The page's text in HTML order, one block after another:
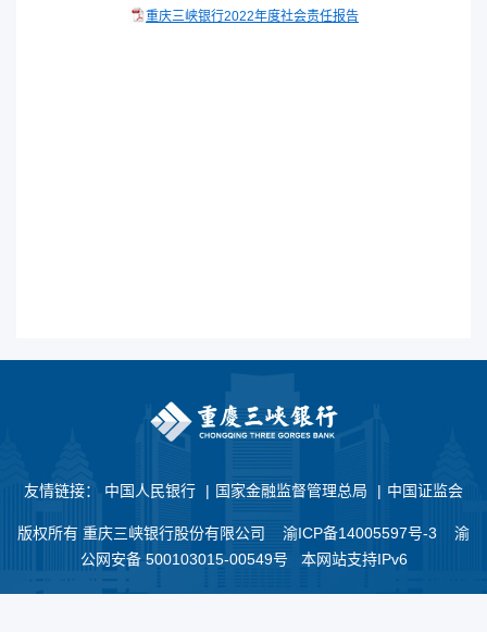
重庆三峡银行2022年度社会责任报告
友情链接： 中国人民银行 | 国家金融监督管理总局 | 中国证监会
版权所有 重庆三峡银行股份有限公司 渝ICP备14005597号-3 渝
公网安备 500103015-00549号 本网站支持IPv6